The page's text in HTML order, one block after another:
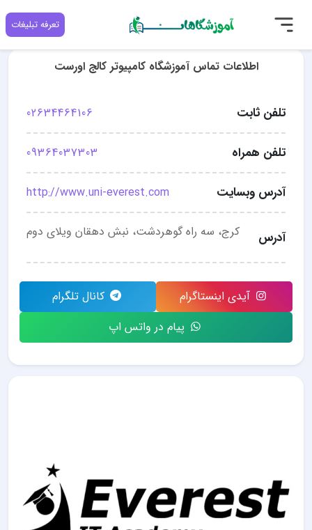
تعرفه تبلیغات
اطلاعات تماس آموزشگاه کامپیوتر کالج اورست
تلفن ثابت 02634464106
تلفن همراه 09364037303
آدرس وبسایت http://www.uni-everest.com
آدرس کرج، سه راه گوهردشت، نبش دهقان ویلای دوم
آیدی اینستاگرام
کانال تلگرام
پیام در واتس اپ